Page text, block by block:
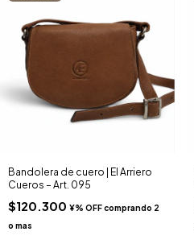
Bandolera de cuero | El Arriero
Cueros – Art. 095
$120.300